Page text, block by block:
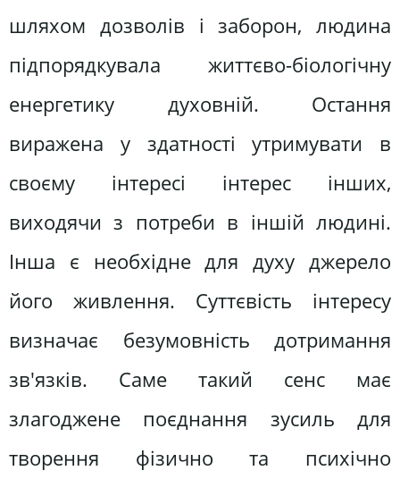
шляхом дозволів і заборон, людина
підпорядкувала життєво-біологічну
енергетику духовній. Остання
виражена у здатності утримувати в
своєму інтересі інтерес інших,
виходячи з потреби в іншій людині.
Інша є необхідне для духу джерело
його живлення. Суттєвість інтересу
визначає безумовність дотримання
зв'язків. Саме такий сенс має
злагоджене поєднання зусиль для
творення фізично та психічно